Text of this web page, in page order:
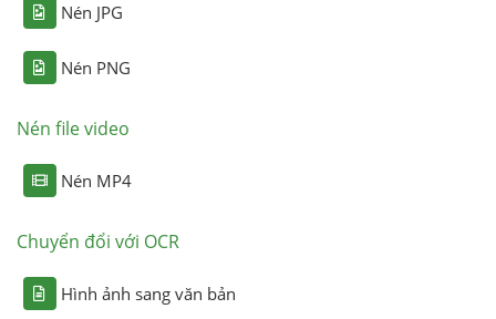
Nén JPG
Nén PNG
Nén file video
Nén MP4
Chuyển đổi với OCR
Hình ảnh sang văn bản